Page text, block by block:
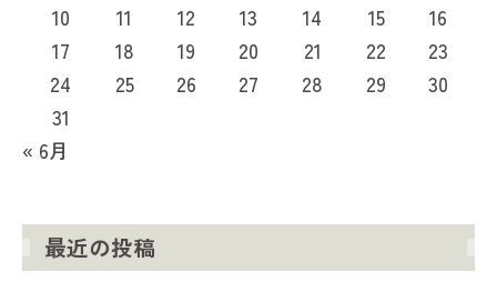
10
11 12 13 14 15
16
17
18 19 20 21 22
23
24
25 26 27 28 29
30
31
« 6月
最近の投稿